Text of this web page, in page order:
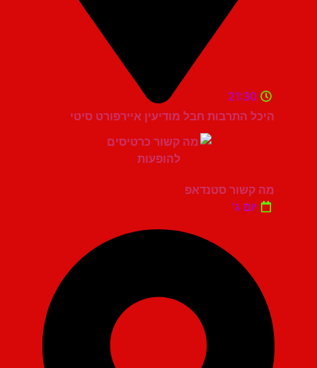
היכל התרבות חבל מודיעין איירפורט סיטי
21:30
מה קשור סטנדאפ
יום ג'